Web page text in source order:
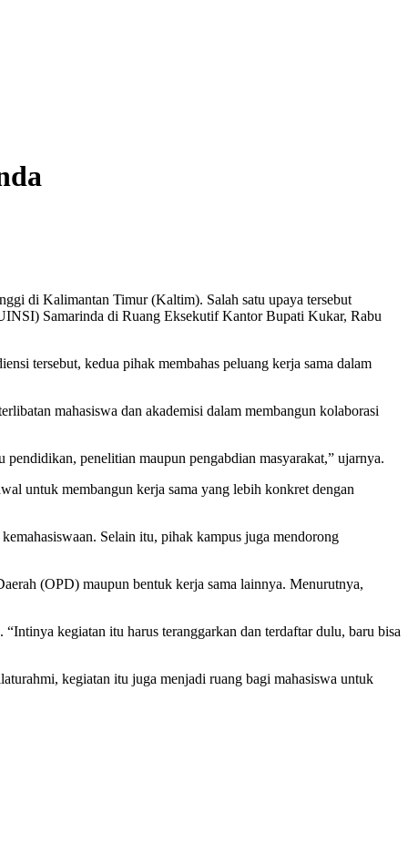
di Kalimantan Timur (Kaltim). Salah satu upaya tersebut
Samarinda di Ruang Eksekutif Kantor Bupati Kukar, Rabu
tersebut, kedua pihak membahas peluang kerja sama dalam
mahasiswa dan akademisi dalam membangun kolaborasi
penelitian maupun pengabdian masyarakat,” ujarnya.
untuk membangun kerja sama yang lebih konkret dengan
Selain itu, pihak kampus juga mendorong
(OPD) maupun bentuk kerja sama lainnya. Menurutnya,
kegiatan itu harus teranggarkan dan terdaftar dulu, baru bisa
kegiatan itu juga menjadi ruang bagi mahasiswa untuk